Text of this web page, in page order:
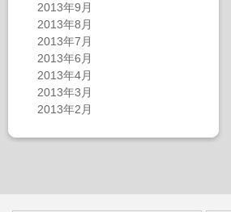
2013年9月
2013年8月
2013年7月
2013年6月
2013年4月
2013年3月
2013年2月